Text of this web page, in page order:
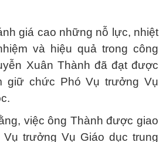
giá cao những nỗ lực, nhiệt
và hiệu quả trong công
Xuân Thành đã đạt được
giữ chức Phó Vụ trưởng Vụ
việc ông Thành được giao
trưởng Vụ Giáo dục trung